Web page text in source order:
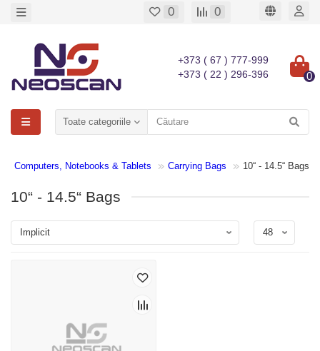
0 0
+373 ( 67 ) 777-999
+373 ( 22 ) 296-396
0
Toate categoriile
Computers, Notebooks & Tablets Carrying Bags 10“ - 14.5“ Bags
10“ - 14.5“ Bags